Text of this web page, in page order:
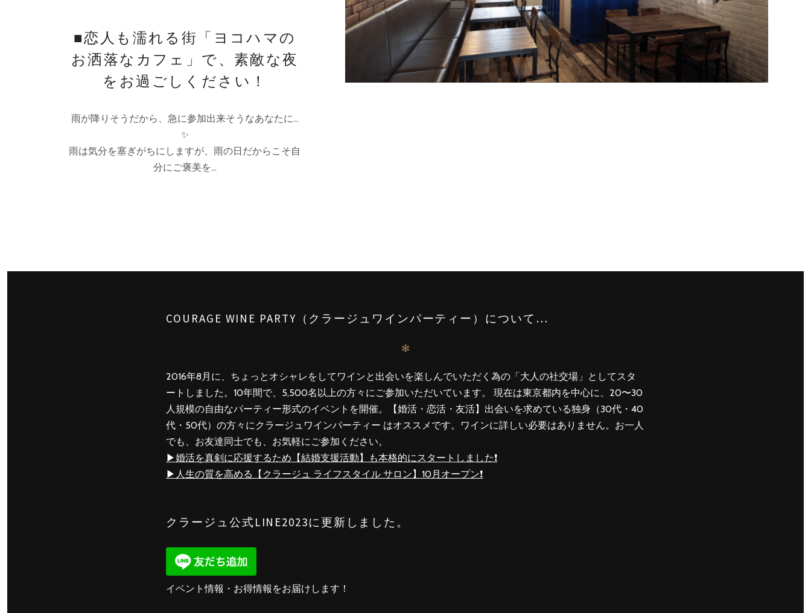
■恋人も濡れる街「ヨコハマの
お洒落なカフェ」で、素敵な夜
をお過ごしください！
️雨が降りそうだから、急に参加出来そうなあなたに…
✨
雨は気分を塞ぎがちにしますが、雨の日だからこそ自
分にご褒美を…
COURAGE WINE PARTY（クラージュワインパーティー）について…
✻
2016年8月に、ちょっとオシャレをしてワインと出会いを楽しんでいただく為の「大人の社交場」としてスタ
ートしました。10年間で、5,500名以上の方々にご参加いただいています。 現在は東京都内を中心に、20〜30
人規模の自由なパーティー形式のイベントを開催。【婚活・恋活・友活】出会いを求めている独身（30代・40
代・50代）の方々にクラージュワインパーティー はオススメです。ワインに詳しい必要はありません。お一人
でも、お友達同士でも、お気軽にご参加ください。
▶︎婚活を真剣に応援するため【結婚支援活動】も本格的にスタートしました❗️
▶︎人生の質を高める【クラージュ ライフスタイル サロン】10月オープン❗️
クラージュ公式LINE2023に更新しました。
イベント情報・お得情報をお届けします！